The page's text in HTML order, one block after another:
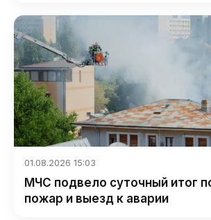
01.08.2026 15:03
МЧС подвело суточный итог
пожар и выезд к аварии